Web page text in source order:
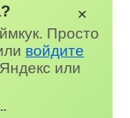
Просто
войдите
или
✕